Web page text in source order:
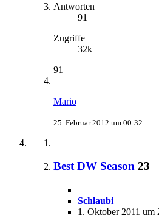
Antworten
91
Zugriffe
32k
91
Mario
25. Februar 2012 um 00:32
Best DW Season 23
Schlaubi
1. Oktober 2011 um